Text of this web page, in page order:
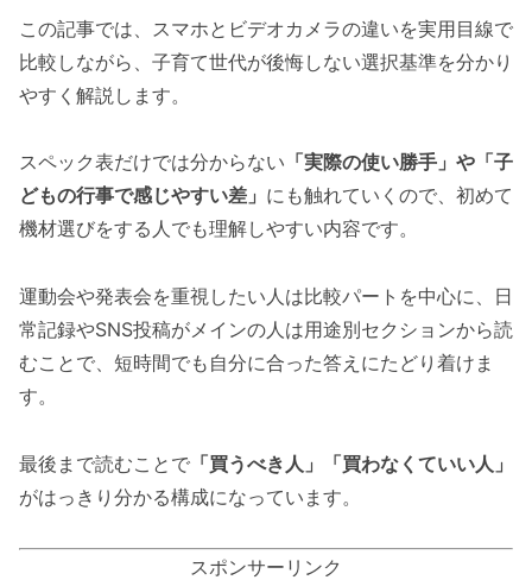
この記事では、スマホとビデオカメラの違いを実用目線で
比較しながら、子育て世代が後悔しない選択基準を分かり
やすく解説します。
スペック表だけでは分からない 「実際の使い勝手」や「子
どもの行事で感じやすい差」 にも触れていくので、初めて
機材選びをする人でも理解しやすい内容です。
運動会や発表会を重視したい人は比較パートを中心に、日
常記録やSNS投稿がメインの人は用途別セクションから読
むことで、短時間でも自分に合った答えにたどり着けま
す。
最後まで読むことで 「買うべき人」「買わなくていい人」
がはっきり分かる構成になっています。
スポンサーリンク